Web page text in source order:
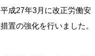
成27年3月に改正労働安
置の強化を行いました。